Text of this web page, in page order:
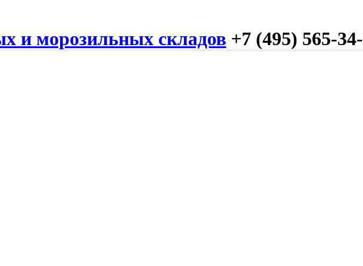
и морозильных складов +7 (495) 565-